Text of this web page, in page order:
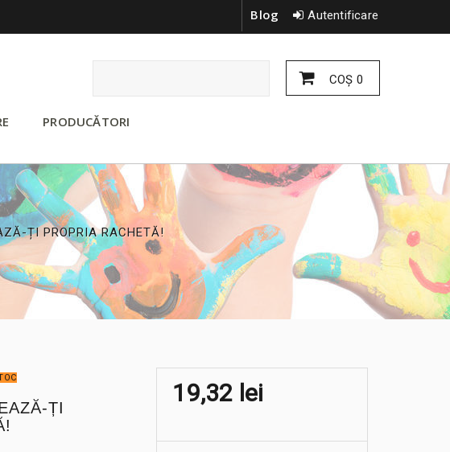
Autentificare
Blog
COŞ 0
PRODUCĂTORI
ȚI PROPRIA RACHETĂ!
ȚI
19,32 lei